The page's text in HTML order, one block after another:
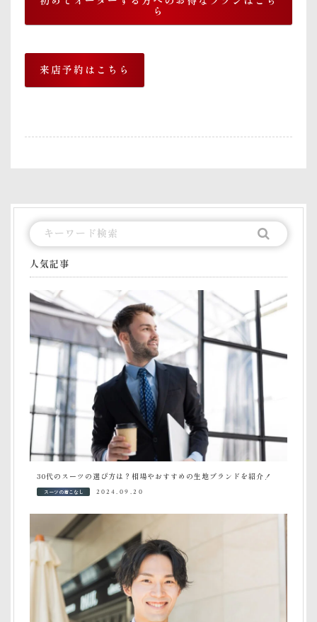
ら
来店予約はこちら
人気記事
30代のスーツの選び方は？相場やおすすめの生地ブランドを紹介！
スーツの着こなし 2024.09.20